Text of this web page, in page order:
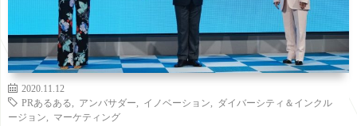
2020.11.12
PRあるある
アンバサダー イノベーション
ダイバーシティ＆インクル
ージョン
マーケティング